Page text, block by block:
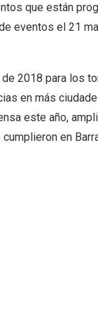
que están
eventos el 21
2018 para los
en más
este año,
en